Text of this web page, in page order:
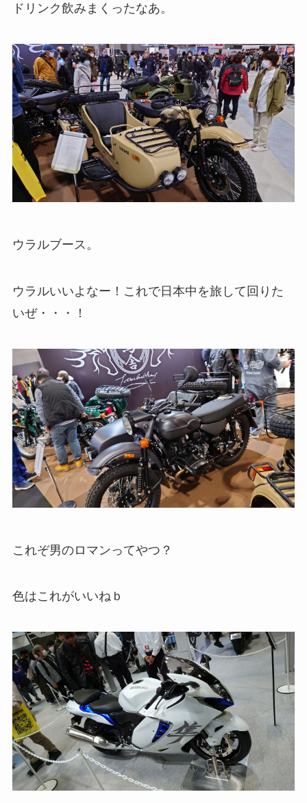
ドリンク飲みまくったなあ。
ウラルブース。
ウラルいいよなー！これで日本中を旅して回りた
いぜ・・・！
これぞ男のロマンってやつ？
色はこれがいいねｂ